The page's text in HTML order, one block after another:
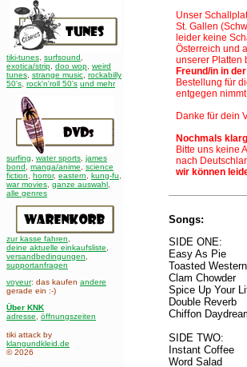
tiki-tunes surfsound
exotica/strip doo wop weird
tunes strange music rockabilly
50's rock'n'roll 50's und mehr
surfing water sports james
bond
manga/anime
science
fiction
horror, eastern kung-fu
war movies ganze auswahl
alle genres
zur kasse fahren
deine aktuelle einkaufsliste
versandbedingungen
supportanfragen
voyeur: das kaufen andere
gerade ein :-)
Über KNK
adresse
öffnungszeiten
tiki attack by
klangundkleid.de
© 2026
Unser
St. Gallen
leider keine
Österreich und
unserer Platten
Freund/in in
Bestellung für
entgegen
Danke für dein
Nochmals
Bitte uns keine
nach
wir können
Songs:
SIDE ONE:
Easy As Pie
Toasted Western
Clam Chowder
Spice Up Your
Double Reverb
Chiffon
SIDE TWO:
Instant Coffee
Word Salad